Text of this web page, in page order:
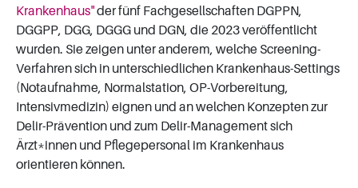
Krankenhaus"der fünf Fachgesellschaften DGPPN,
DGGPP, DGG, DGGG und DGN, die 2023 veröffentlicht
wurden. Sie zeigen unter anderem, welche Screening-
Verfahren sich in unterschiedlichen Krankenhaus-Settings
(Notaufnahme, Normalstation, OP-Vorbereitung,
Intensivmedizin) eignen und an welchen Konzepten zur
Delir-Prävention und zum Delir-Management sich
Ärzt*innen und Pflegepersonal im Krankenhaus
orientieren können.